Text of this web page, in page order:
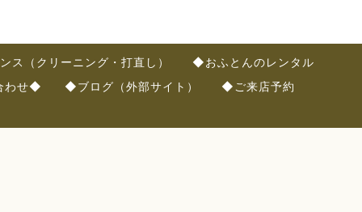
ス（クリーニング・打直し）
◆おふとんのレンタル
わせ◆
◆ブログ（外部サイト） ◆ご来店予約